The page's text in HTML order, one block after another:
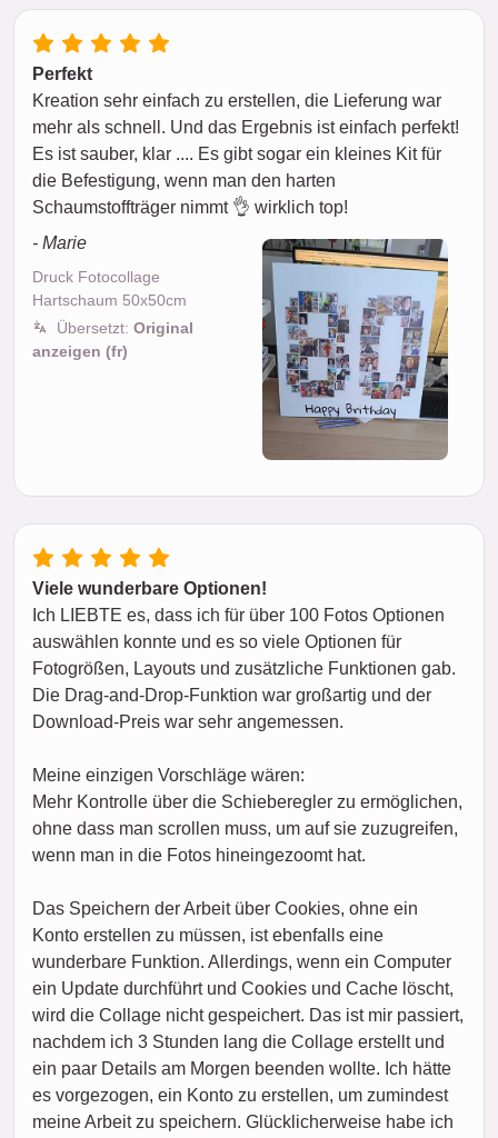
Perfekt
Kreation sehr einfach zu erstellen, die Lieferung war
mehr als schnell. Und das Ergebnis ist einfach perfekt!
Es ist sauber, klar .... Es gibt sogar ein kleines Kit für
die Befestigung, wenn man den harten
Schaumstoffträger nimmt 👌 wirklich top!
- Marie
Druck Fotocollage
Hartschaum 50x50cm
Übersetzt: Original
anzeigen (fr)
Viele wunderbare Optionen!
Ich LIEBTE es, dass ich für über 100 Fotos Optionen
auswählen konnte und es so viele Optionen für
Fotogrößen, Layouts und zusätzliche Funktionen gab.
Die Drag-and-Drop-Funktion war großartig und der
Download-Preis war sehr angemessen.
Meine einzigen Vorschläge wären:
Mehr Kontrolle über die Schieberegler zu ermöglichen,
ohne dass man scrollen muss, um auf sie zuzugreifen,
wenn man in die Fotos hineingezoomt hat.
Das Speichern der Arbeit über Cookies, ohne ein
Konto erstellen zu müssen, ist ebenfalls eine
wunderbare Funktion. Allerdings, wenn ein Computer
ein Update durchführt und Cookies und Cache löscht,
wird die Collage nicht gespeichert. Das ist mir passiert,
nachdem ich 3 Stunden lang die Collage erstellt und
ein paar Details am Morgen beenden wollte. Ich hätte
es vorgezogen, ein Konto zu erstellen, um zumindest
meine Arbeit zu speichern. Glücklicherweise habe ich